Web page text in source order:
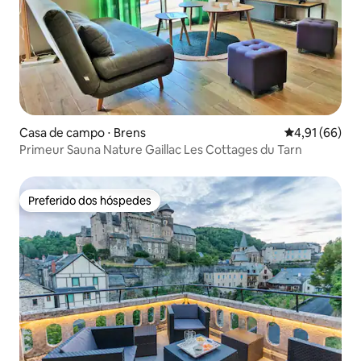
Casa de campo ⋅ Brens 4,91 de uma
4,91 (66)
Primeur Sauna Nature Gaillac Les Cottages du Tarn
Preferido dos hóspedes
Preferido dos hóspedes